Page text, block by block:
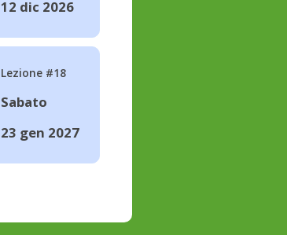
12 dic 2026
Lezione #18
Sabato
23 gen 2027